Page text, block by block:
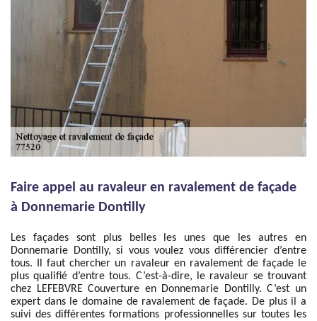
Faire appel au ravaleur en ravalement de façade
à Donnemarie Dontilly
Les façades sont plus belles les unes que les autres en
Donnemarie Dontilly, si vous voulez vous différencier d’entre
tous. Il faut chercher un ravaleur en ravalement de façade le
plus qualifié d’entre tous. C’est-à-dire, le ravaleur se trouvant
chez LEFEBVRE Couverture en Donnemarie Dontilly. C’est un
expert dans le domaine de ravalement de façade. De plus il a
suivi des différentes formations professionnelles sur toutes les